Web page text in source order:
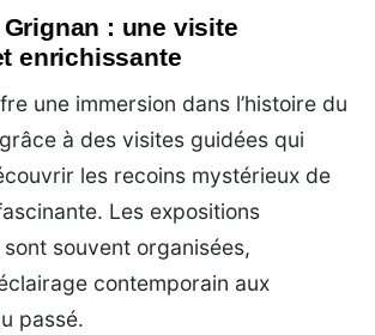
: une visite
enrichissante
une immersion dans l’histoire du
à des visites guidées qui
les recoins mystérieux de
Les expositions
souvent organisées,
contemporain aux
passé.